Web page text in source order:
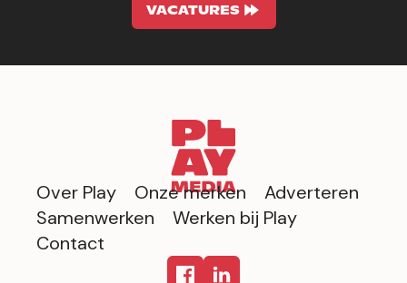
VACATURES
Over Play Onze merken
Adverteren
Samenwerken
Werken bij Play
Contact